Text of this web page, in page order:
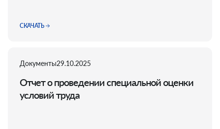
СКАЧАТЬ
Документы29.10.2025
Отчет о проведении специальной оценки
условий труда